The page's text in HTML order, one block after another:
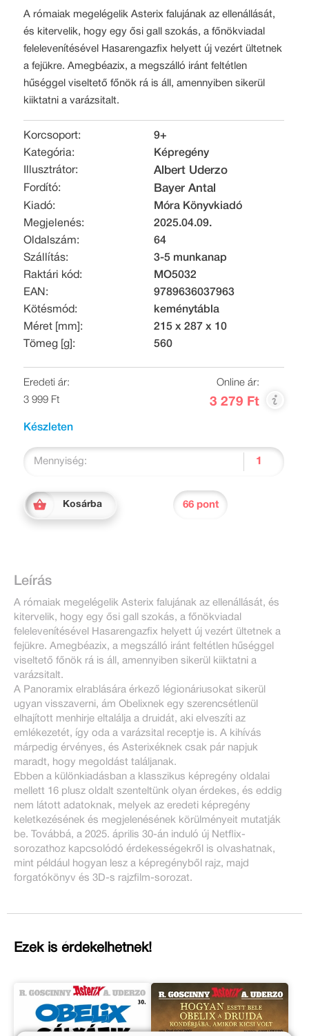
A rómaiak megelégelik Asterix falujának az ellenállását,
és kitervelik, hogy egy ősi gall szokás, a főnökviadal
felelevenítésével Hasarengazfix helyett új vezért ültetnek
a fejükre. Amegbéazix, a megszálló iránt feltétlen
hűséggel viseltető főnök rá is áll, amennyiben sikerül
kiiktatni a varázsitalt.
Korcsoport:
9+
Kategória:
Képregény
Illusztrátor:
Albert Uderzo
Fordító: Bayer Antal
Kiadó:
Móra Könyvkiadó
Megjelenés:
2025.04.09.
Oldalszám:
64
Szállítás:
3-5 munkanap
Raktári kód:
MO5032
EAN:
9789636037963
Kötésmód:
keménytábla
Méret [mm]:
215 x 287 x 10
Tömeg [g]:
560
Eredeti ár:
3 999 Ft
Online ár:
3 279 Ft
Készleten
Mennyiség:
Kosárba 66 pont
Leírás
A rómaiak megelégelik Asterix falujának az ellenállását, és
kitervelik, hogy egy ősi gall szokás, a főnökviadal
felelevenítésével Hasarengazfix helyett új vezért ültetnek a
fejükre. Amegbéazix, a megszálló iránt feltétlen hűséggel
viseltető főnök rá is áll, amennyiben sikerül kiiktatni a
varázsitalt.
A Panoramix elrablására érkező légionáriusokat sikerül
ugyan visszaverni, ám Obelixnek egy szerencsétlenül
elhajított menhirje eltalálja a druidát, aki elveszíti az
emlékezetét, így oda a varázsital receptje is. A kihívás
márpedig érvényes, és Asterixéknek csak pár napjuk
maradt, hogy megoldást találjanak.
Ebben a különkiadásban a klasszikus képregény oldalai
mellett 16 plusz oldalt szenteltünk olyan érdekes, és eddig
nem látott adatoknak, melyek az eredeti képregény
keletkezésének és megjelenésének körülményeit mutatják
be. Továbbá, a 2025. április 30-án induló új Netflix-
sorozathoz kapcsolódó érdekességekről is olvashatnak,
mint például hogyan lesz a képregényből rajz, majd
forgatókönyv és 3D-s rajzfilm-sorozat.
Ezek is érdekelhetnek!